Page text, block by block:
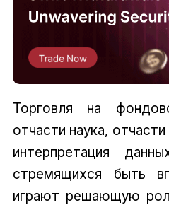
Торговля на
отчасти наука,
интерпретация
стремящихся быть
играют решающую